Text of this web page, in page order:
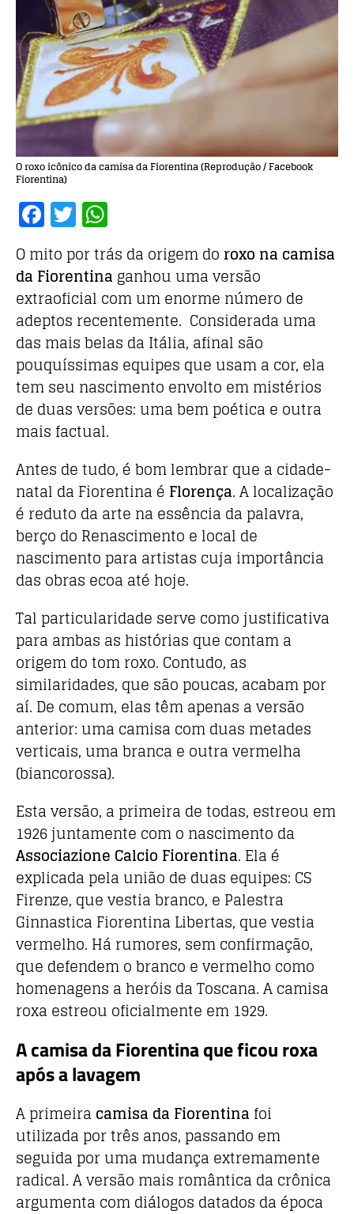
O roxo icônico da camisa da Fiorentina (Reprodução / Facebook
Fiorentina)
F
a
c
e
b
o
o
k
T
w
it
te
r
h
at
s
A
p
p
O mito por trás da origem do roxo na camisa
da Fiorentina ganhou uma versão
extraoficial com um enorme número de
adeptos recentemente. Considerada uma
das mais belas da Itália, afinal são
pouquíssimas equipes que usam a cor, ela
tem seu nascimento envolto em mistérios
de duas versões: uma bem poética e outra
mais factual.
Antes de tudo, é bom lembrar que a cidade-
natal da Fiorentina é Florença. A localização
é reduto da arte na essência da palavra,
berço do Renascimento e local de
nascimento para artistas cuja importância
das obras ecoa até hoje.
Tal particularidade serve como justificativa
para ambas as histórias que contam a
origem do tom roxo. Contudo, as
similaridades, que são poucas, acabam por
aí. De comum, elas têm apenas a versão
anterior: uma camisa com duas metades
verticais, uma branca e outra vermelha
(biancorossa).
Esta versão, a primeira de todas, estreou em
1926 juntamente com o nascimento da
Associazione Calcio Fiorentina. Ela é
explicada pela união de duas equipes: CS
Firenze, que vestia branco, e Palestra
Ginnastica Fiorentina Libertas, que vestia
vermelho. Há rumores, sem confirmação,
que defendem o branco e vermelho como
homenagens a heróis da Toscana. A camisa
roxa estreou oficialmente em 1929.
A camisa da Fiorentina que ficou roxa
após a lavagem
A primeira camisa da Fiorentina foi
utilizada por três anos, passando em
seguida por uma mudança extremamente
radical. A versão mais romântica da crônica
argumenta com diálogos datados da época